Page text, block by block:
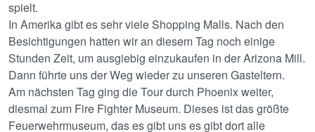
spielt.
In Amerika gibt es sehr viele Shopping Malls. Nach den
Besichtigungen hatten wir an diesem Tag noch einige
Stunden Zeit, um ausgiebig einzukaufen in der Arizona Mill.
Dann führte uns der Weg wieder zu unseren Gasteltern.
Am nächsten Tag ging die Tour durch Phoenix weiter,
diesmal zum Fire Fighter Museum. Dieses ist das größte
Feuerwehrmuseum, das es gibt uns es gibt dort alle